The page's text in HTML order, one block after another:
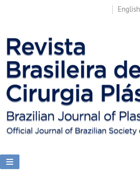
English